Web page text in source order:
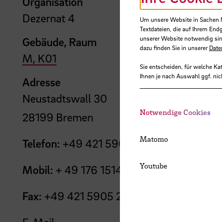
Dezernat 4
Gebäude, Raum
M, K01
Adresse
Neustadtswall 30
28199 Bremen
Telefon: +49 421 5905 2650
Mobil: + 49 176 1514 0293
Fax: +49 421 5905 2292
Um unsere Website in
Textdateien, die auf Ihrem
unserer Website notwendig
dazu finden Sie in unserer
Sie entscheiden, für welche
Ihnen je nach Auswahl ggf.
Notwendige Cookies
Matomo
Youtube